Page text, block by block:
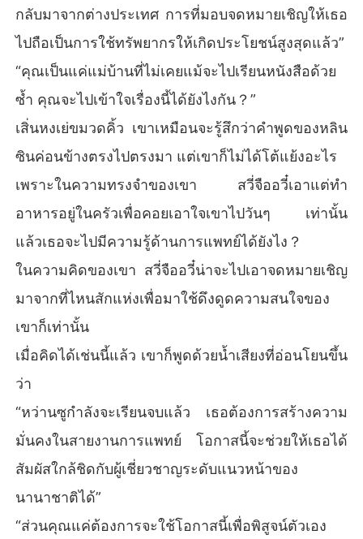
กลับมาจากต่างประเทศ การที่มอบจดหมายเชิญให้เธอ
ไปถือเป็นการใช้ทรัพยากรให้เกิดประโยชน์สูงสุดแล้ว”
“คุณเป็นแค่แม่บ้านที่ไม่เคยแม้จะไปเรียนหนังสือด้วย
ซ้ำ คุณจะไปเข้าใจเรื่องนี้ได้ยังไงกัน？”
เสิ่นหงเย่ขมวดคิ้ว เขาเหมือนจะรู้สึกว่าคำพูดของหลิน
ซินค่อนข้างตรงไปตรงมา แต่เขาก็ไม่ได้โต้แย้งอะไร
เพราะในความทรงจำของเขา สวี่จืออวี๋เอาแต่ทำ
อาหารอยู่ในครัวเพื่อคอยเอาใจเขาไปวันๆ เท่านั้น
แล้วเธอจะไปมีความรู้ด้านการแพทย์ได้ยังไง？
ในความคิดของเขา สวี่จืออวี๋น่าจะไปเอาจดหมายเชิญ
มาจากที่ไหนสักแห่งเพื่อมาใช้ดึงดูดความสนใจของ
เขาก็เท่านั้น
เมื่อคิดได้เช่นนี้แล้ว เขาก็พูดด้วยน้ำเสียงที่อ่อนโยนขึ้น
ว่า
“หว่านซูกำลังจะเรียนจบแล้ว เธอต้องการสร้างความ
มั่นคงในสายงานการแพทย์ โอกาสนี้จะช่วยให้เธอได้
สัมผัสใกล้ชิดกับผู้เชี่ยวชาญระดับแนวหน้าของ
นานาชาติได้”
“ส่วนคุณแค่ต้องการจะใช้โอกาสนี้เพื่อพิสูจน์ตัวเอง